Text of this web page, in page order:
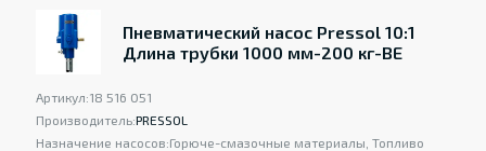
Пневматический насос Pressol 10:1
Длина трубки 1000 мм-200 кг-BE
Артикул:18 516 051
Производитель:PRESSOL
Назначение насосов:Горюче-смазочные материалы, Топливо